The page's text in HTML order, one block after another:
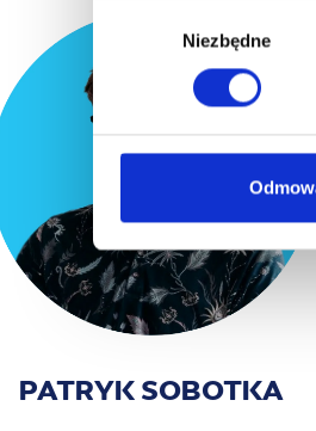
b
ó
r
o
d
y
Niezbędne
PATRYK SOBOTKA